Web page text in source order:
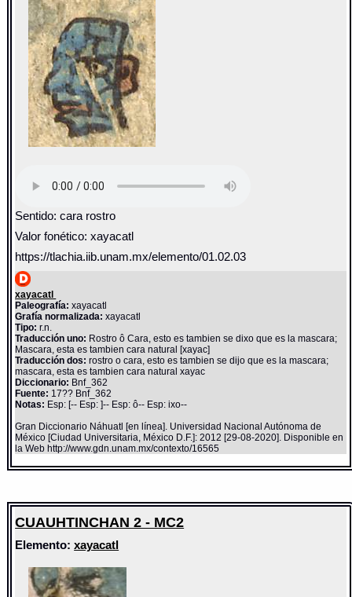
Sentido: cara rostro
Valor fonético: xayacatl
https://tlachia.iib.unam.mx/elemento/01.02.03
xayacatl
Paleografía: xayacatl
Grafía normalizada: xayacatl
Tipo: r.n.
Traducción uno: Rostro ô Cara, esto es tambien se dixo que es la mascara;
Mascara, esta es tambien cara natural [xayac]
Traducción dos: rostro o cara, esto es tambien se dijo que es la mascara;
mascara, esta es tambien cara natural xayac
Diccionario: Bnf_362
Fuente: 17?? Bnf_362
Notas: Esp: [-- Esp: ]-- Esp: ô-- Esp: ixo--
Gran Diccionario Náhuatl [en línea]. Universidad Nacional Autónoma de
México [Ciudad Universitaria, México D.F.]: 2012 [29-08-2020]. Disponible en
la Web http://www.gdn.unam.mx/contexto/16565
CUAUHTINCHAN 2 - MC2
Elemento:xayacatl